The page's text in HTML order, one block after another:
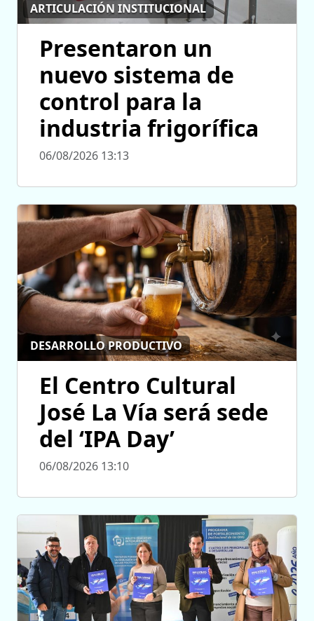
ARTICULACIÓN INSTITUCIONAL
Presentaron un
nuevo sistema de
control para la
industria frigorífica
06/08/2026 13:13
DESARROLLO PRODUCTIVO
El Centro Cultural
José La Vía será sede
del ‘IPA Day’
06/08/2026 13:10